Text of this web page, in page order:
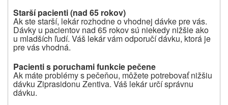
Starší pacienti (nad 65 rokov)
Ak ste starší, lekár rozhodne o vhodnej dávke pre vás.
Dávky u pacientov nad 65 rokov sú niekedy nižšie ako
u mladších ľudí. Váš lekár vám odporučí dávku, ktorá je
pre vás vhodná.
Pacienti s poruchami funkcie pečene
Ak máte problémy s pečeňou, môžete potrebovať nižšiu
dávku Ziprasidonu Zentiva. Váš lekár určí správnu
dávku.